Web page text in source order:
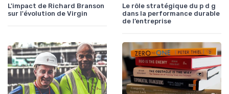
L'impact de Richard Branson
sur l'évolution de Virgin
Le rôle stratégique du p d g
dans la performance durable
de l’entreprise